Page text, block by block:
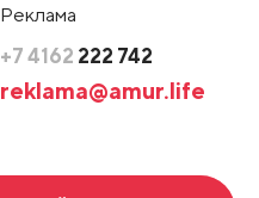
Реклама
+7 4162 222 742
reklama@amur.life